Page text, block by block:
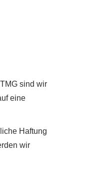
sind wir
eine
Haftung
wir